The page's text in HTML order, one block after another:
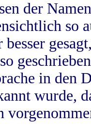
der
so
besser
in
wurde,